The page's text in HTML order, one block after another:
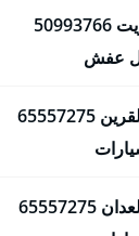
شركة نقل اثاث الكويت 50993766
عفش
ونش سطحة كرين القرين 65557275
ونش سطحة كرين العدان 65557275